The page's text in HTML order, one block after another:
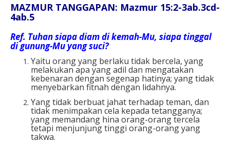
MAZMUR TANGGAPAN: Mazmur 15:2-3ab.3cd-
4ab.5
Ref. Tuhan siapa diam di kemah-Mu, siapa tinggal
di gunung-Mu yang suci?
Yaitu orang yang berlaku tidak bercela, yang
melakukan apa yang adil dan mengatakan
kebenaran dengan segenap hatinya; yang tidak
menyebarkan fitnah dengan lidahnya.
Yang tidak berbuat jahat terhadap teman, dan
tidak menimpakan cela kepada tetangganya;
yang memandang hina orang-orang tercela
tetapi menjunjung tinggi orang-orang yang
takwa.